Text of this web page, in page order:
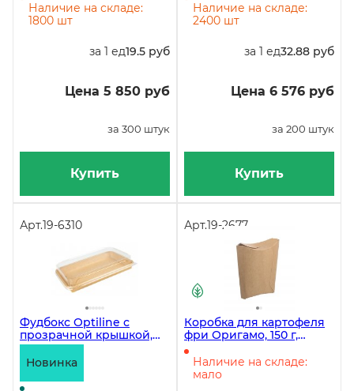
Наличие на складе:
1800 шт
за 1 ед19.5 руб
Цена 5 850 руб
за 300 штук
Купить
Наличие на складе:
2400 шт
за 1 ед32.88 руб
Цена 6 576 руб
за 200 штук
Купить
Арт.19-6310
Фудбокс Optiline с
прозрачной крышкой,
1300 мл, 242х155х48 мм,
крафт, 200 штук
Новинка
Арт.19-2677
Коробка для картофеля
фри Оригамо, 150 г,
крафт, в коробке 500
штук
Наличие на складе:
мало